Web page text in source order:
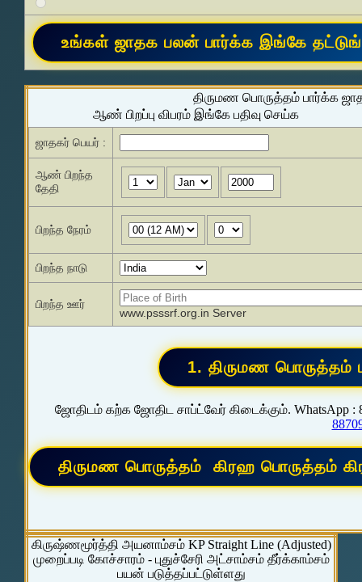
திருமண பொருத்தம் பார்க்க
ஆண் பிறப்பு விபரம் இங்கே பதிவு செய்க
ஜாதகர் பெயர் :
ஆண் பிறந்த
தேதி
பிறந்த நேரம்
பிறந்த நாடு
பிறந்த ஊர்
www.psssrf.org.in Server
ஜோதிடம் கற்க ஜோதிட சாப்ட்வேர் கிடைக்கும். WhatsApp :
கிருஷ்ணமூர்த்தி அயனாம்சம் KP Straight Line (Adjusted)
முறைப்படி கோச்சாரம் - புதுச்சேரி அட்சாம்சம் தீர்க்காம்சம்
பயன் படுத்தப்பட்டுள்ளது